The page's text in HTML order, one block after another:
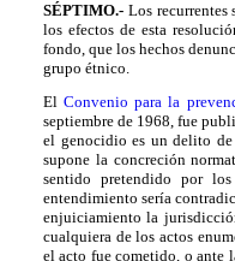
SÉPTIMO.- Los
los efectos de esta
fondo, que los hechos
grupo étnico.
ElConvenio para la
septiembre de 1968, fue
el genocidio es un delito de
supone la concreción
sentido pretendido por
entendimiento sería
enjuiciamiento la
cualquiera de los actos
el acto fue cometido, o ante